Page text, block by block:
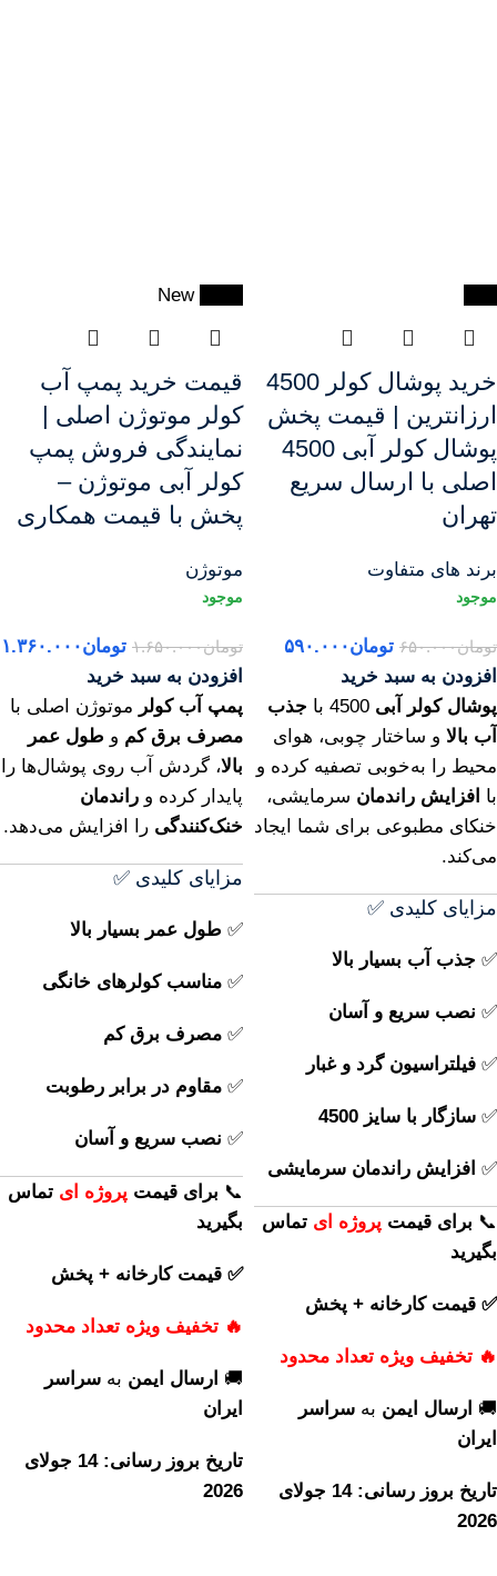
خرید پوشال کولر 4500
ارزانترین | قیمت پخش
پوشال کولر آبی 4500
اصلی با ارسال سریع
تهران
برند های متفاوت
تومان۶۵۰.۰۰۰ تومان۵۹۰.۰۰۰
افزودن به سبد خرید
پوشال کولر آبی
جذب
آب بالا و ساختار چوبی، هوای
محیط را به‌خوبی تصفیه کرده و
با افزایش راندمان سرمایشی،
خنکای مطبوعی برای شما ایجاد
می‌کند.
مزایای کلیدی ✅
✅ جذب آب بسیار بالا
✅ نصب سریع و آسان
✅ فیلتراسیون گرد و غبار
✅ سازگار با سایز 4500
✅ افزایش راندمان سرمایشی
📞 برای قیمت پروژه ای تماس
بگیرید
✅ قیمت کارخانه + پخش
🔥 تخفیف ویژه تعداد محدود
🚚 ارسال ایمن به سراسر
ایران
تاریخ بروز رسانی: 14 جولای
2026
New
قیمت خرید پمپ آب
کولر موتوژن اصلی |
نمایندگی فروش پمپ
کولر آبی موتوژن –
پخش با قیمت همکاری
موتوژن
تومان۱.۶۵۰.۰۰۰ تومان۱.۳۶۰.۰۰۰
افزودن به سبد خرید
پمپ آب کولر موتوژن اصلی با
مصرف برق کم و طول عمر
بالا، گردش آب روی پوشال‌ها را
پایدار کرده و راندمان
خنک‌کنندگی را افزایش می‌دهد.
مزایای کلیدی ✅
✅ طول عمر بسیار بالا
✅ مناسب کولرهای خانگی
✅ مصرف برق کم
✅ مقاوم در برابر رطوبت
✅ نصب سریع و آسان
📞 برای قیمت پروژه ای تماس
بگیرید
✅ قیمت کارخانه + پخش
🔥 تخفیف ویژه تعداد محدود
🚚 ارسال ایمن به سراسر
ایران
تاریخ بروز رسانی: 14 جولای
2026